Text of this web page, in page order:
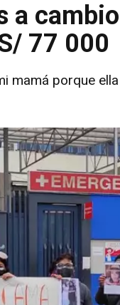
77 000
mamá porque